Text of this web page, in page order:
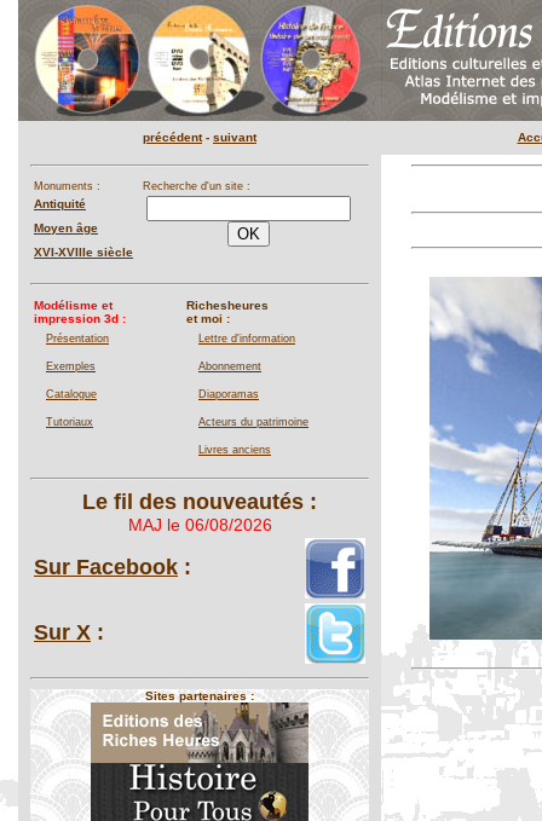
précédent- suivant
Monuments :
Antiquité
Moyen âge
XVI-XVIIIe siècle
Recherche d'un site :
Modélisme et
impression 3d :
Présentation
Exemples
Catalogue
Tutoriaux
Richesheures
et moi :
Lettre d'information
Abonnement
Diaporamas
Acteurs du patrimoine
Livres anciens
Le fil des nouveautés :
MAJ le 06/08/2026
Sur Facebook :
Sur X :
Sites partenaires :